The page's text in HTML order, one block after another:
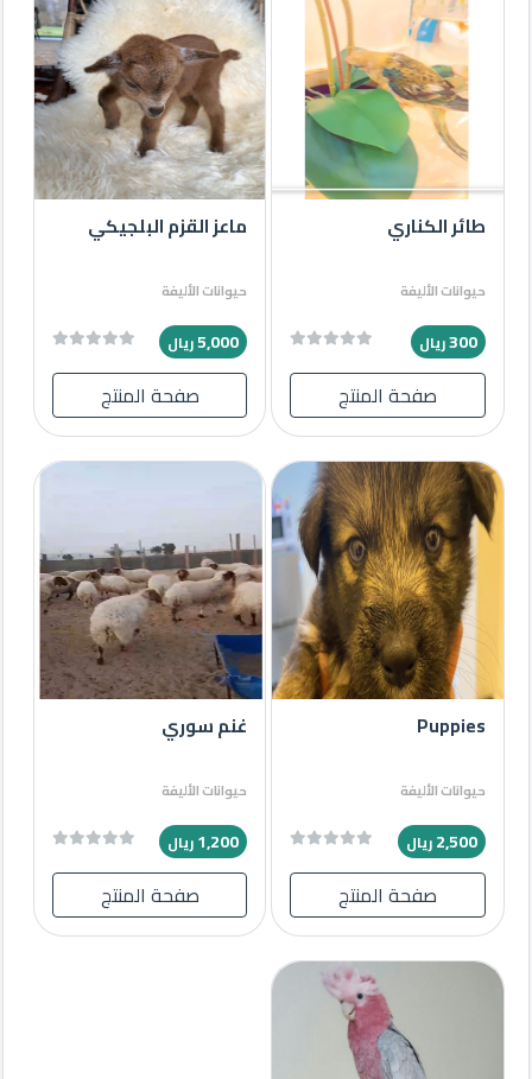
طائر الكناري
حيوانات الأليفة
300ريال
صفحة المنتج
ماعز القزم البلجيكي
حيوانات الأليفة
5,000ريال
صفحة المنتج
Puppies
حيوانات الأليفة
2,500ريال
صفحة المنتج
غنم سوري
حيوانات الأليفة
1,200ريال
صفحة المنتج